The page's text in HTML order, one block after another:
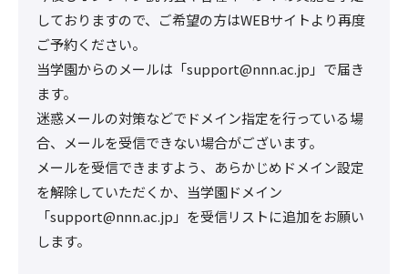
しておりますので、ご希望の方はWEBサイトより再度
ご予約ください。
当学園からのメールは「support@nnn.ac.jp」で届き
ます。
迷惑メールの対策などでドメイン指定を行っている場
合、メールを受信できない場合がございます。
メールを受信できますよう、あらかじめドメイン設定
を解除していただくか、当学園ドメイン
「support@nnn.ac.jp」を受信リストに追加をお願い
します。